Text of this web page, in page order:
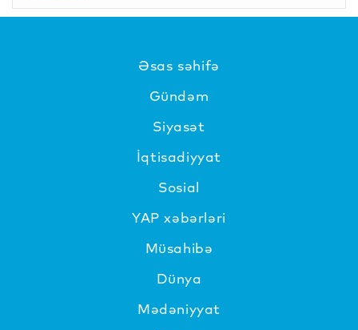
Əsas səhifə
Gündəm
Siyasət
İqtisadiyyat
Sosial
YAP xəbərləri
Müsahibə
Dünya
Mədəniyyat